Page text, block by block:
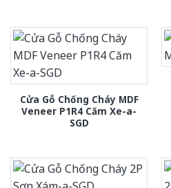
Cửa Gỗ Chống Cháy MDF
Veneer P1R4 Căm Xe-a-
SGD